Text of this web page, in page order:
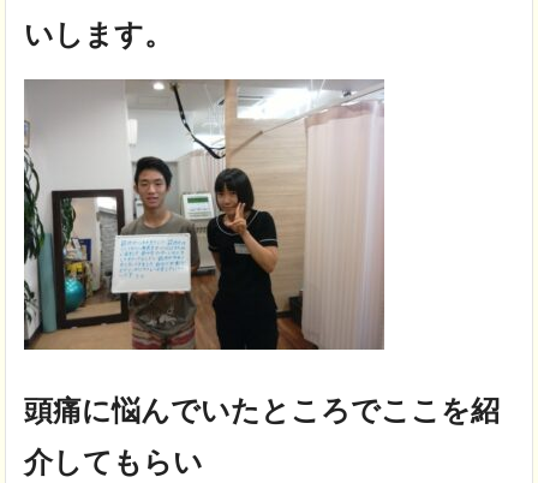
いします。
頭痛に悩んでいたところでここを紹
介してもらい